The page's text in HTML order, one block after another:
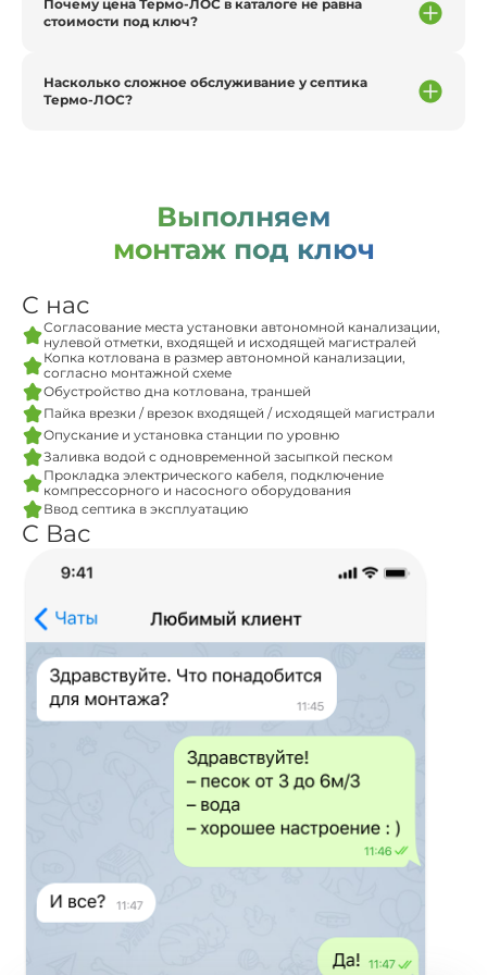
Почему цена Термо-ЛОС в каталоге не равна
стоимости под ключ?
Насколько сложное обслуживание у септика
Термо-ЛОС?
Выполняем
монтаж под ключ
С нас
Согласование места установки автономной канализации,
нулевой отметки, входящей и исходящей магистралей
Копка котлована в размер автономной канализации,
согласно монтажной схеме
Обустройство дна котлована, траншей
Пайка врезки / врезок входящей / исходящей магистрали
Опускание и установка станции по уровню
Заливка водой с одновременной засыпкой песком
Прокладка электрического кабеля, подключение
компрессорного и насосного оборудования
Ввод септика в эксплуатацию
С Вас